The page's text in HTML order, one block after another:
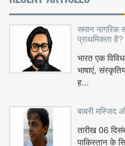
समान नागरिक
प्राथमिकता है?
भारत एक
भाषाएं,
ह...
बाबरी मस्जिद
तारीख 06
पाकिस्तान के